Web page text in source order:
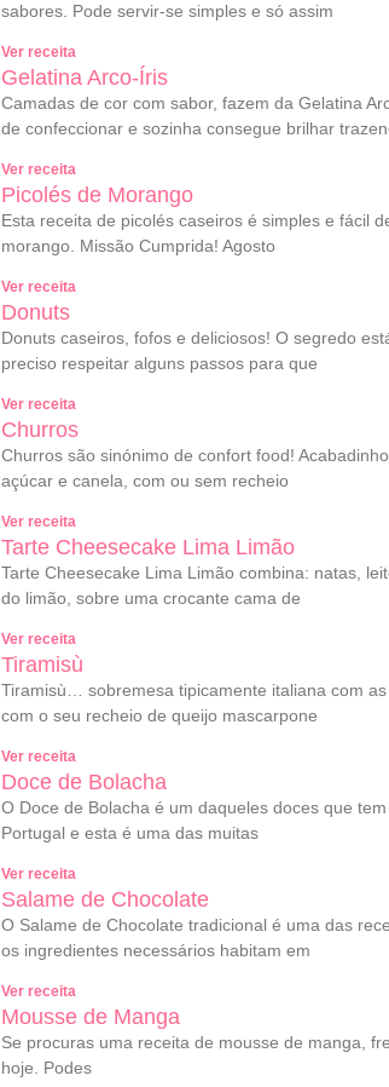
sabores. Pode servir-se simples e só assim
Ver receita
Gelatina Arco-Íris
Camadas de cor com sabor, fazem da Gelatina
de confeccionar e sozinha consegue brilhar
Ver receita
Picolés de Morango
Esta receita de picolés caseiros é simples e fácil
morango. Missão Cumprida! Agosto
Ver receita
Donuts
Donuts caseiros, fofos e deliciosos! O segredo
preciso respeitar alguns passos para que
Ver receita
Churros
Churros são sinónimo de confort food!
açúcar e canela, com ou sem recheio
Ver receita
Tarte Cheesecake Lima Limão
Tarte Cheesecake Lima Limão combina: natas,
do limão, sobre uma crocante cama de
Ver receita
Tiramisù
Tiramisù… sobremesa tipicamente italiana com
com o seu recheio de queijo mascarpone
Ver receita
Doce de Bolacha
O Doce de Bolacha é um daqueles doces que
Portugal e esta é uma das muitas
Ver receita
Salame de Chocolate
O Salame de Chocolate tradicional é uma das
os ingredientes necessários habitam em
Ver receita
Mousse de Manga
Se procuras uma receita de mousse de manga,
hoje. Podes